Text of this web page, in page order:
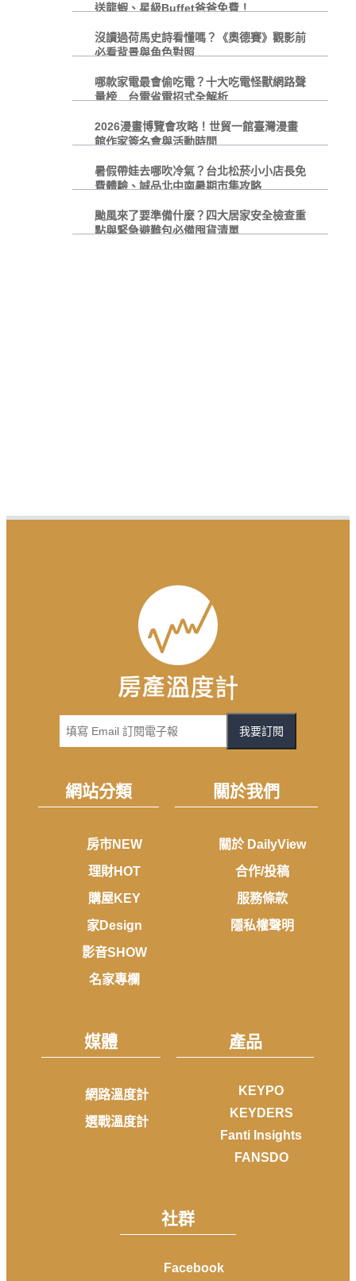
送龍蝦、星級Buffet爸爸免費！
沒讀過荷馬史詩看懂嗎？《奧德賽》觀影前
必看背景與角色對照
哪款家電最會偷吃電？十大吃電怪獸網路聲
量榜 台電省電招式全解析
2026漫畫博覽會攻略！世貿一館臺灣漫畫
館作家簽名會與活動時間
暑假帶娃去哪吹冷氣？台北松菸小小店長免
費體驗、誠品北中南暑期市集攻略
颱風來了要準備什麼？四大居家安全檢查重
點與緊急避難包必備囤貨清單
我要訂閱
網站分類
房市NEW
理財HOT
購屋KEY
家Design
影音SHOW
名家專欄
關於我們
關於 DailyView
合作/投稿
服務條款
隱私權聲明
媒體
網路溫度計
選戰溫度計
產品
KEYPO
KEYDERS
Fanti Insights
FANSDO
社群
Facebook